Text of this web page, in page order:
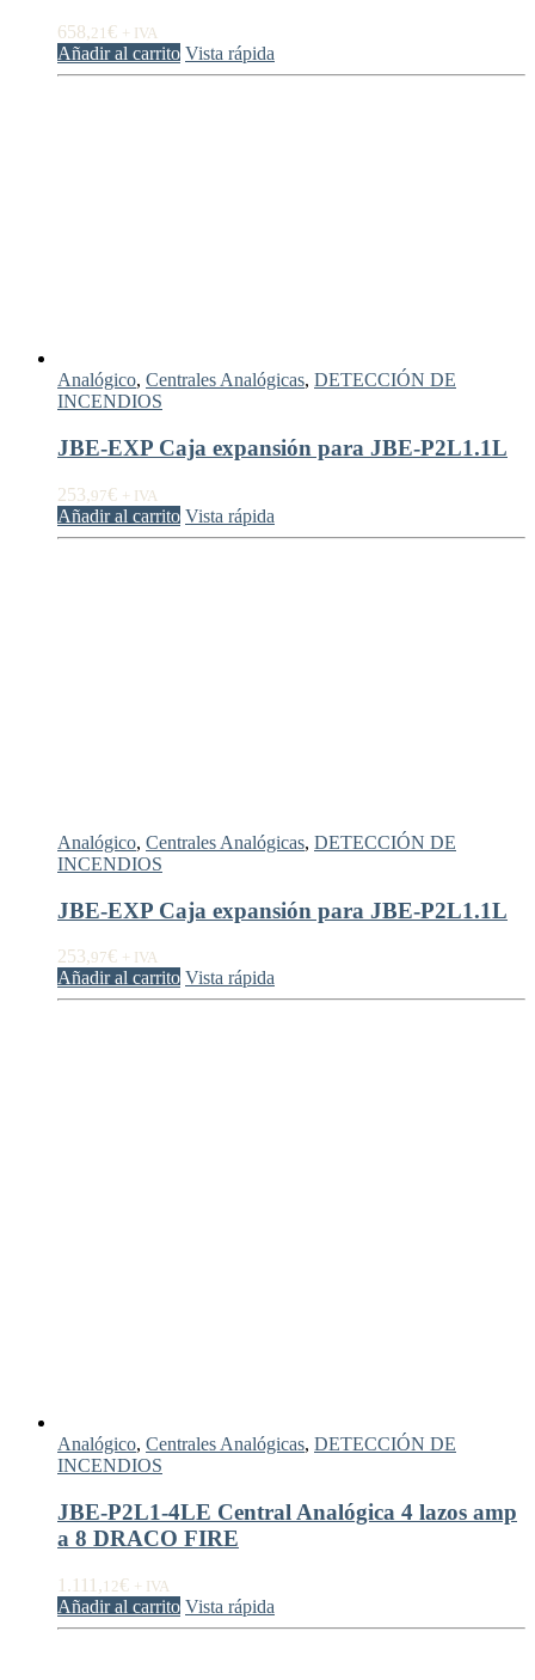
658,21 € + IVA
Añadir al carrito Vista rápida
Analógico, Centrales Analógicas, DETECCIÓN DE
INCENDIOS
JBE-EXP Caja expansión para JBE-P2L1.1L
253,97€ + IVA
Añadir al carrito Vista rápida
Analógico, Centrales Analógicas, DETECCIÓN DE
INCENDIOS
JBE-EXP Caja expansión para JBE-P2L1.1L
253,97€ + IVA
Añadir al carrito Vista rápida
Analógico, Centrales Analógicas, DETECCIÓN DE
INCENDIOS
JBE-P2L1-4LE Central Analógica 4 lazos amp
a 8 DRACO FIRE
1.111, 12€ + IVA
Añadir al carrito Vista rápida